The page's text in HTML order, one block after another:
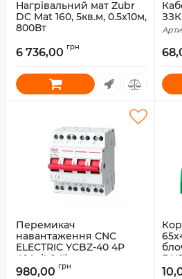
Нагрівальний мат Zubr
DC Mat 160, 5кв.м, 0.5x10м,
800Вт
6 736,00 грн
Перемикач
навантаження CNC
ELECTRIC YCBZ-40 4P
40A, (I-0-II)
Артикул: YCBZ-40-4P
980,00 грн